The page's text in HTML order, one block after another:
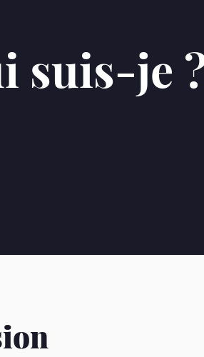
suis-je